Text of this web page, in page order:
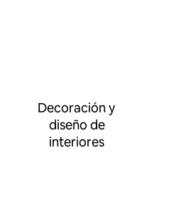
Decoración y
diseño de
interiores